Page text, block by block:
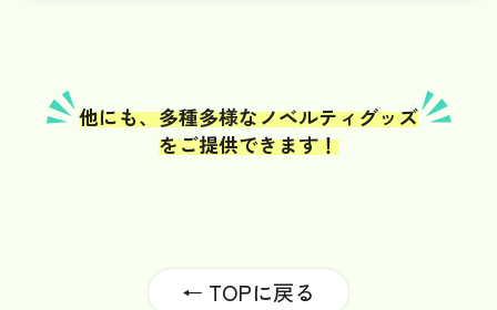
他にも、多種多様なノベルティグッズ
をご提供できます！
← TOPに戻る